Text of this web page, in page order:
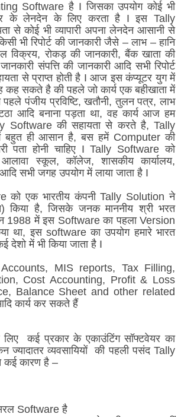
Software है I जिसका उपयोग कोई भी
के लेनदेन के लिए करता है I इस Tally
से कोई भी व्यापारी अपना लेनदेन आसानी से
भी रिपोर्ट की जानकारी जैसे – लाभ – हानि
रोकड़ की जानकारी, बैंक खाता की
संपत्ति की जानकारी आदि सभी रिपोर्ट
से प्राप्त होती है I आज इस कंप्यूटर युग में
सकते है की पहले जो कार्य एक बहीखाता में
पंजीय प्रविष्टि, खतौनी, तुलन पत्र, लाभ
आदि बनाना पड़ता था, वह कार्य आज हम
Software की सहायता से करते है, Tally
बहुत ही आसान है, बस हमें Computer की
पता होनी चाहिए I Tally Software को
आलावा स्कूल, कॉलेज, शासकीय कार्यालय,
सभी जगह उपयोग में लाया जाता है I
को एक भारतीय कंपनी Tally Solution ने
किया है, जिसके जनक माननीय श्री भरत
1988 में इस Software का पहला Version
था, इस software का उपयोग हमारे भारत
देशो में भी किया जाता है I
MIS reports, Tax Filling,
Cost Accounting, Profit & Loss
Balance Sheet and other related
कार्य कर सकते हैं
लिए कई प्रकार के एकाउंटिंग सॉफ्टवेयर का
ज्यादातर व्यवसायियों की पहली पसंद Tally
कई कारण है –
Software है